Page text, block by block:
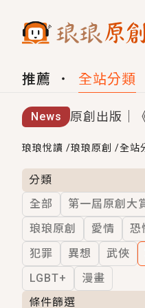
推薦 全站分類
News 原創出版｜
創,作家招募
小編心動
GL｜《夏日
BL｜《費洛
OMG你嚇到
言情｜《國
琅琅悅讀 /琅琅原創 /全站
分類
全部
第一屆原創大
琅琅原創
愛情
恐
犯罪
異想 武俠
LGBT+
漫畫
條件篩選